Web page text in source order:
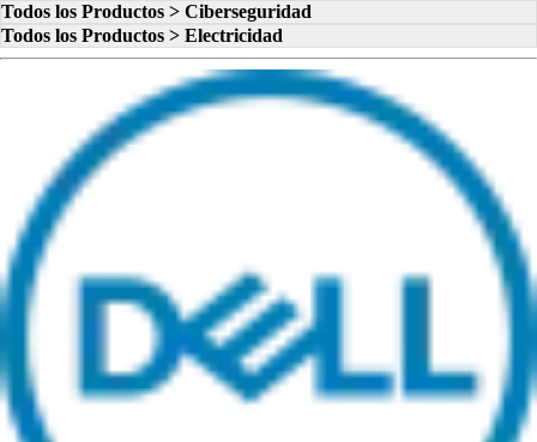
Todos los Productos > Ciberseguridad
Todos los Productos > Electricidad